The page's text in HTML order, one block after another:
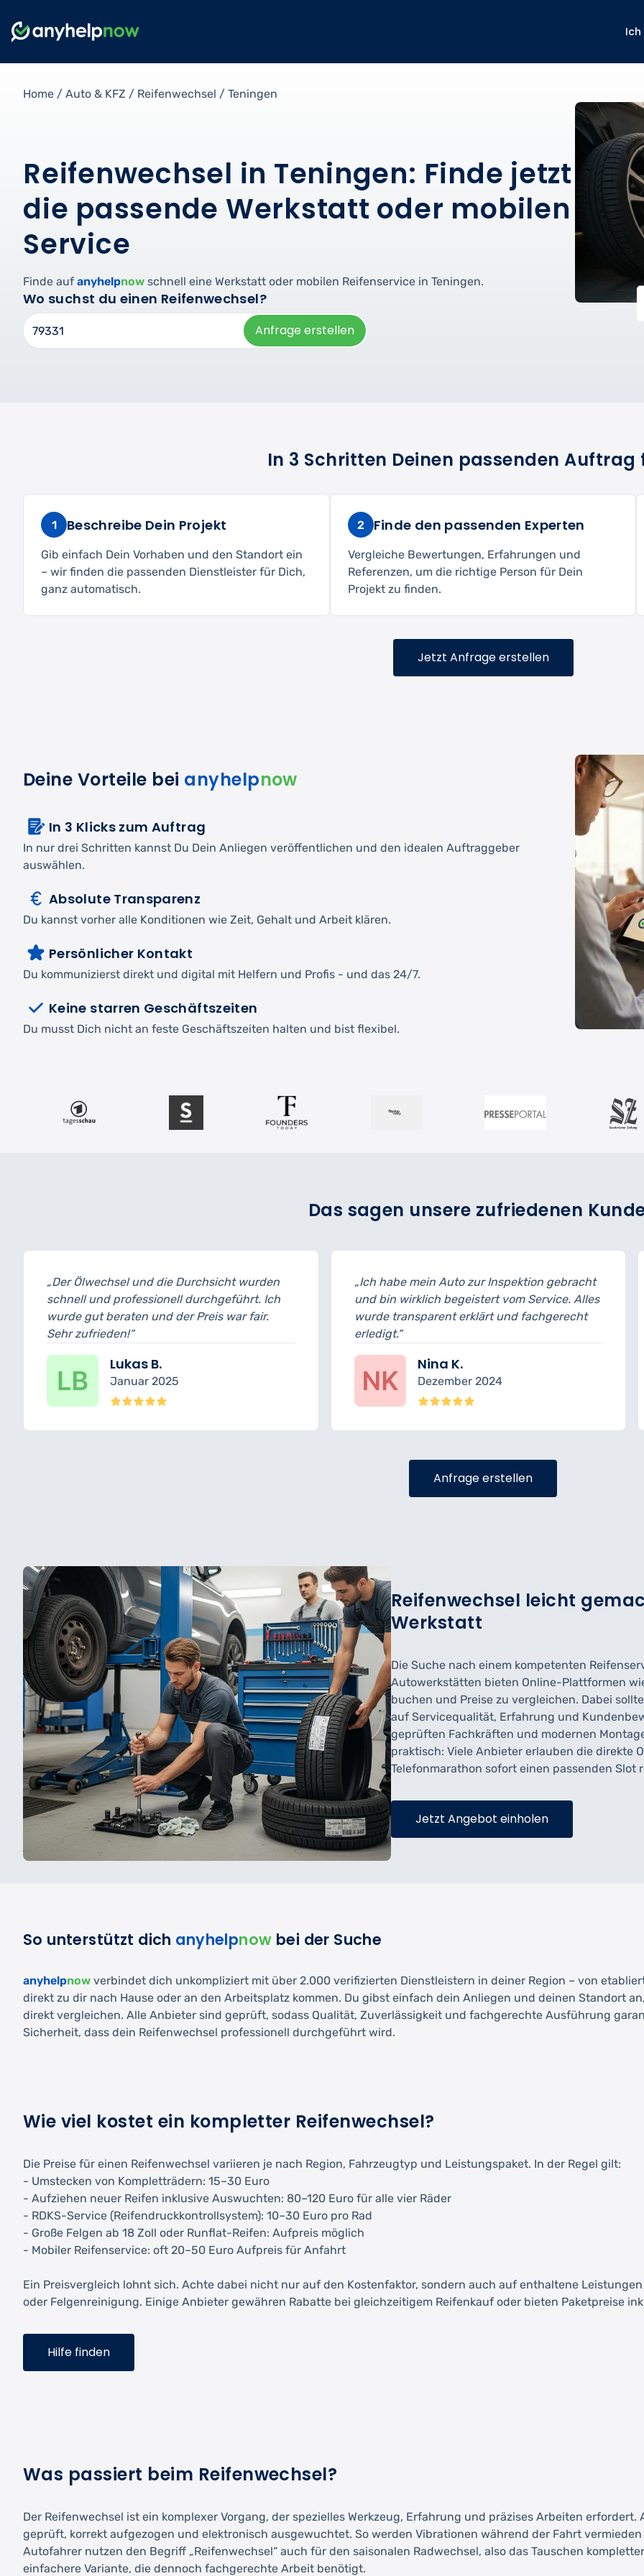
Ich
Home / Auto & KFZ / Reifenwechsel / Teningen
Reifenwechsel in Teningen: Finde jetzt
die passende Werkstatt oder mobilen
Service
Finde auf anyhelpnow schnell eine Werkstatt oder mobilen Reifenservice in Teningen.
Wo suchst du einen Reifenwechsel?
Anfrage erstellen
In 3 Schritten Deinen passenden Auftrag
1 Beschreibe Dein Projekt
Gib einfach Dein Vorhaben und den Standort ein
– wir finden die passenden Dienstleister für Dich,
ganz automatisch.
2 Finde den passenden Experten
Vergleiche Bewertungen, Erfahrungen und
Referenzen, um die richtige Person für Dein
Projekt zu finden.
Jetzt Anfrage erstellen
Deine Vorteile bei anyhelpnow
In 3 Klicks zum Auftrag
In nur drei Schritten kannst Du Dein Anliegen veröffentlichen und den idealen Auftraggeber
auswählen.
Absolute Transparenz
Du kannst vorher alle Konditionen wie Zeit, Gehalt und Arbeit klären.
Persönlicher Kontakt
Du kommunizierst direkt und digital mit Helfern und Profis - und das 24/7.
Keine starren Geschäftszeiten
Du musst Dich nicht an feste Geschäftszeiten halten und bist flexibel.
Das sagen unsere zufriedenen
wurden
durchgeführt. Ich
Preis war fair.
„Ich habe mein Auto zur Inspektion gebracht
und bin wirklich begeistert vom Service. Alles
wurde transparent erklärt und fachgerecht
„Der Reifenwechsel ging
musste ich 15 Minuten
geplant. Ansonsten war der
Anfrage erstellen
Reifenwechsel leicht
Werkstatt
Die Suche nach einem kompetenten
Autowerkstätten bieten Online-Plattformen
buchen und Preise zu vergleichen. Dabei
auf Servicequalität, Erfahrung und
geprüften Fachkräften und modernen
praktisch: Viele Anbieter erlauben die direkte
Telefonmarathon sofort einen passenden Slot
Jetzt Angebot einholen
So unterstützt dich anyhelpnow bei der Suche
anyhelpnow verbindet dich unkompliziert mit über 2.000 verifizierten Dienstleistern in deiner Region – von
direkt zu dir nach Hause oder an den Arbeitsplatz kommen. Du gibst einfach dein Anliegen und deinen Standort
direkt vergleichen. Alle Anbieter sind geprüft, sodass Qualität, Zuverlässigkeit und fachgerechte Ausführung
Sicherheit, dass dein Reifenwechsel professionell durchgeführt wird.
Wie viel kostet ein kompletter Reifenwechsel?
Die Preise für einen Reifenwechsel variieren je nach Region, Fahrzeugtyp und Leistungspaket. In der Regel gilt:
- Umstecken von Kompletträdern: 15–30 Euro
- Aufziehen neuer Reifen inklusive Auswuchten: 80–120 Euro für alle vier Räder
- RDKS-Service (Reifendruckkontrollsystem): 10–30 Euro pro Rad
- Große Felgen ab 18 Zoll oder Runflat-Reifen: Aufpreis möglich
- Mobiler Reifenservice: oft 20–50 Euro Aufpreis für Anfahrt
Ein Preisvergleich lohnt sich. Achte dabei nicht nur auf den Kostenfaktor, sondern auch auf enthaltene
oder Felgenreinigung. Einige Anbieter gewähren Rabatte bei gleichzeitigem Reifenkauf oder bieten Paketpreise
Hilfe finden
Was passiert beim Reifenwechsel?
Der Reifenwechsel ist ein komplexer Vorgang, der spezielles Werkzeug, Erfahrung und präzises Arbeiten
geprüft, korrekt aufgezogen und elektronisch ausgewuchtet. So werden Vibrationen während der Fahrt
Autofahrer nutzen den Begriff „Reifenwechsel“ auch für den saisonalen Radwechsel, also das Tauschen
einfachere Variante, die dennoch fachgerechte Arbeit benötigt.